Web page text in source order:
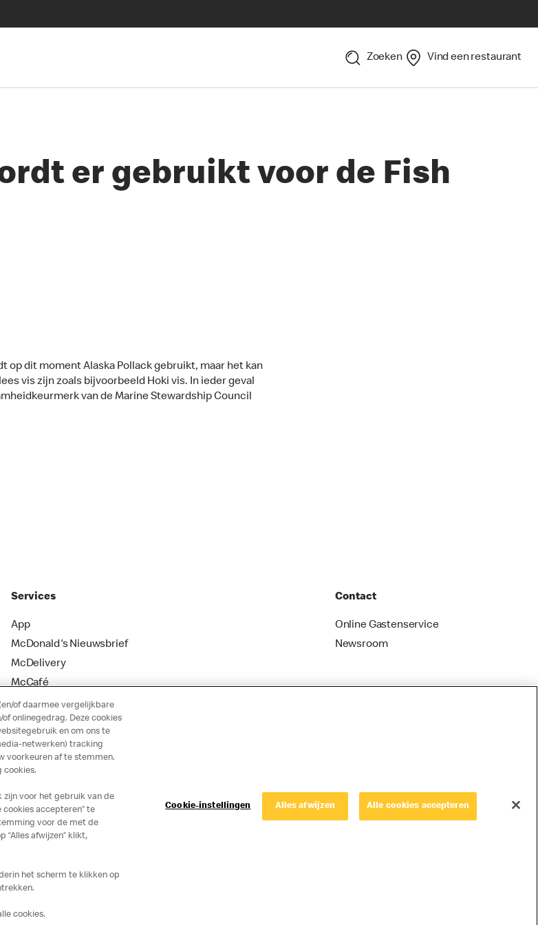
Zoeken Vind een restaurant
er gebruikt voor de Fish
op dit moment Alaska Pollack gebruikt, maar het kan
vis zijn zoals bijvoorbeeld Hoki vis. In ieder geval
van de Marine Stewardship Council
Services
App
McDonald's Nieuwsbrief
McDelivery
McCafé
Contact
Online Gastenservice
Newsroom
of daarmee vergelijkbare
onlinegedrag. Deze cookies
en om ons te
netwerken) tracking
voorkeuren af te stemmen.
cookies.
zijn voor het gebruik van de
cookies accepteren” te
voor de met de
“Alles afwijzen” klikt,
het scherm te klikken op
cookies.
Cookie-instellingen Alles afwijzen Alle cookies accepteren